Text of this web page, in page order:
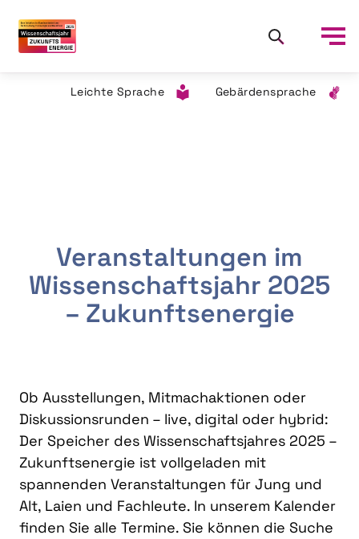
Leichte Sprache Gebärdensprache
Veranstaltungen im
Wissenschaftsjahr 2025
– Zukunftsenergie
Ob Ausstellungen, Mitmachaktionen oder
Diskussionsrunden – live, digital oder hybrid:
Der Speicher des Wissenschaftsjahres 2025 –
Zukunftsenergie ist vollgeladen mit
spannenden Veranstaltungen für Jung und
Alt, Laien und Fachleute. In unserem Kalender
finden Sie alle Termine. Sie können die Suche